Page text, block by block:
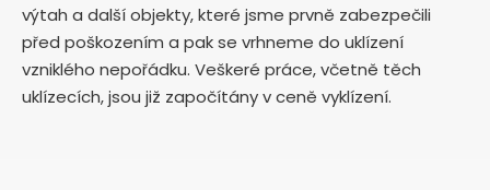
výtah a další objekty, které jsme prvně zabezpečili
před poškozením a pak se vrhneme do uklízení
vzniklého nepořádku. Veškeré práce, včetně těch
uklízecích, jsou již započítány v ceně vyklízení.